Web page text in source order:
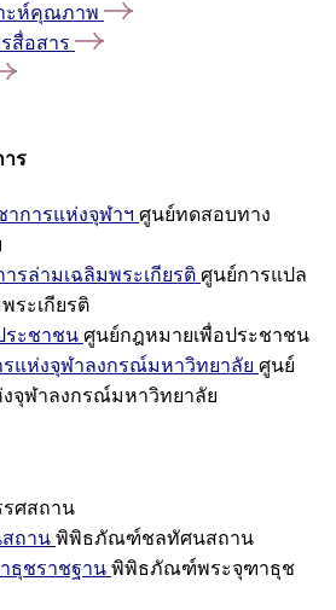
ะห์คุณภาพ
สื่อสาร
ร
การแห่งจุฬาฯ ศูนย์ทดสอบทาง
รล่ามเฉลิมพระเกียรติ ศูนย์การแปล
ระเกียรติ
ระชาชน ศูนย์กฎหมายเพื่อประชาชน
แห่งจุฬาลงกรณ์มหาวิทยาลัย ศูนย์
จุฬาลงกรณ์มหาวิทยาลัย
ศสถาน
ถาน พิพิธภัณฑ์ชลทัศนสถาน
ชราชฐาน พิพิธภัณฑ์พระจุฑาธุช